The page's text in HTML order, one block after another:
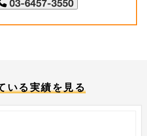
いる実績を見る